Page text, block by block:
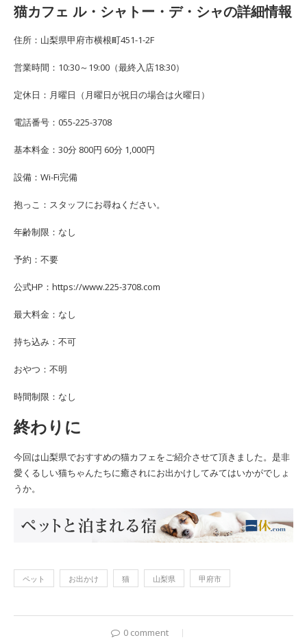
猫カフェ ル・シャトー・デ・シャの詳細情報
住所：山梨県甲府市横根町451-1-2F
営業時間：10:30～19:00（最終入店18:30）
定休日：月曜日（月曜日が祝日の場合は火曜日）
電話番号：055-225-3708
基本料金：30分 800円 60分 1,000円
設備：Wi-Fi完備
抱っこ：スタッフにお尋ねください。
年齢制限：なし
予約：不要
公式HP：https://www.225-3708.com
最大料金：なし
持ち込み：不可
おやつ：不明
時間制限：なし
終わりに
今回は山梨県でおすすめの猫カフェをご紹介させて頂きました。是非
愛くるしい猫ちゃんたちに癒されにお出かけしてみてはいかがでしょ
うか。
ペット お出かけ 猫 山梨県 甲府市
0 comment